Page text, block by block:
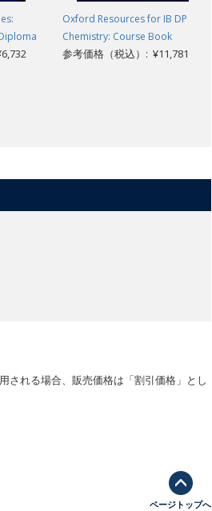
Oxford Resources for IB DP
Chemistry: Course Book
参考価格（税込）: ¥11,781
される場合、販売価格は「割引価格」とし
ページトップへ